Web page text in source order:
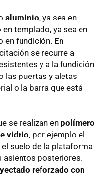
aluminio, ya sea en
templado, ya sea en
en fundición. En
se recurre a
y a la fundición
las puertas y aletas
o la barra que está
se realizan en polímero
vidrio, por ejemplo el
suelo de la plataforma
asientos posteriores.
reforzado con